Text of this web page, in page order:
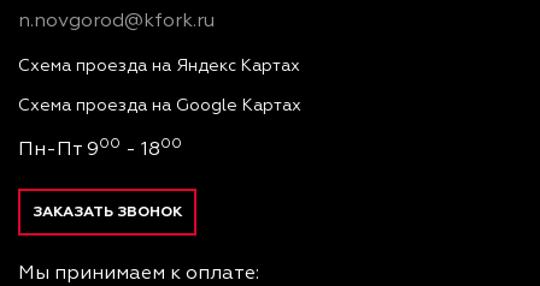
n.novgorod@kfork.ru
Схема проезда на Яндекс Картах
Схема проезда на Google Картах
Пн-Пт 900 - 1800
ЗАКАЗАТЬ ЗВОНОК
Мы принимаем к оплате: